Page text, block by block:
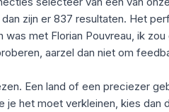
zijn er 837 resultaten. Het
was met Florian Pouvreau, ik
aarzel dan niet om
Een land of een preciezer
je het moet verkleinen, kies dan